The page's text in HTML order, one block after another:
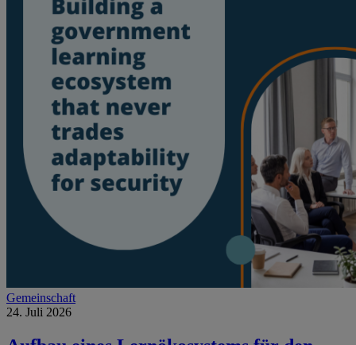
Gemeinschaft
24. Juli 2026